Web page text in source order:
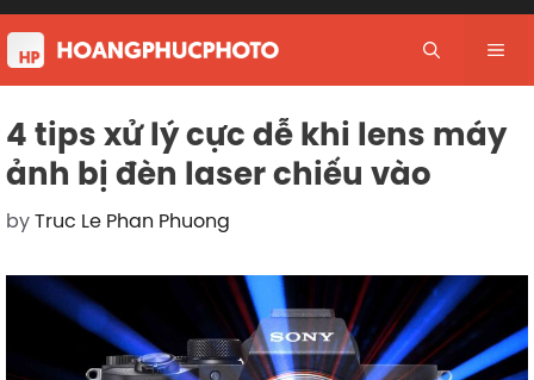
Skip
to
content
4 tips xử lý cực dễ khi lens máy
ảnh bị đèn laser chiếu vào
byTruc Le Phan Phuong